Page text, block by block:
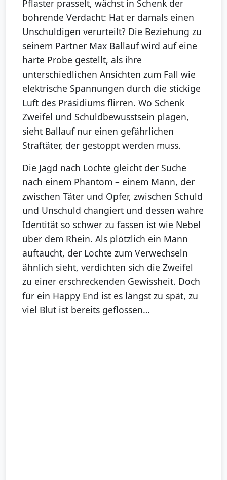
Pflaster prasselt, wächst in Schenk der
bohrende Verdacht: Hat er damals einen
Unschuldigen verurteilt? Die Beziehung zu
seinem Partner Max Ballauf wird auf eine
harte Probe gestellt, als ihre
unterschiedlichen Ansichten zum Fall wie
elektrische Spannungen durch die stickige
Luft des Präsidiums flirren. Wo Schenk
Zweifel und Schuldbewusstsein plagen,
sieht Ballauf nur einen gefährlichen
Straftäter, der gestoppt werden muss.
Die Jagd nach Lochte gleicht der Suche
nach einem Phantom – einem Mann, der
zwischen Täter und Opfer, zwischen Schuld
und Unschuld changiert und dessen wahre
Identität so schwer zu fassen ist wie Nebel
über dem Rhein. Als plötzlich ein Mann
auftaucht, der Lochte zum Verwechseln
ähnlich sieht, verdichten sich die Zweifel
zu einer erschreckenden Gewissheit. Doch
für ein Happy End ist es längst zu spät, zu
viel Blut ist bereits geflossen…